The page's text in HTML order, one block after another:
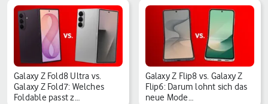
Galaxy Z Fold8 Ultra vs.
Galaxy Z Fold7: Welches
Foldable passt z…
Galaxy Z Flip8 vs. Galaxy Z
Flip6: Darum lohnt sich das
neue Mode…